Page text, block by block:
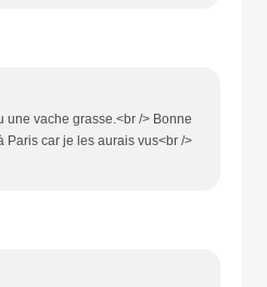
une vache grasse.<br /> Bonne
Paris car je les aurais vus<br />